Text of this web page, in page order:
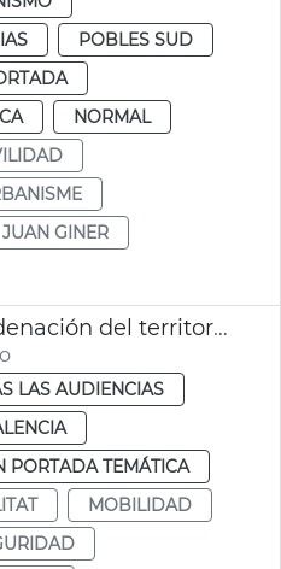
POBLES SUD
NORMAL
JUAN GINER
Comisión dana: ordenación del territorio
LAS AUDIENCIAS
PORTADA TEMÁTICA
MOBILIDAD